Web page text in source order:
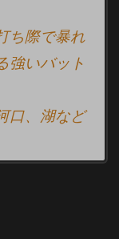
ち際で暴れ
強いバット
口、湖など